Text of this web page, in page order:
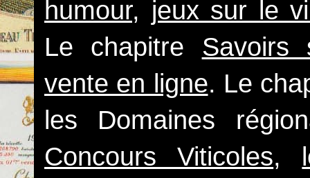
humour, jeux sur le
Le chapitre Savoirs
vente en ligne. Le
les Domaines
Concours Viticoles,